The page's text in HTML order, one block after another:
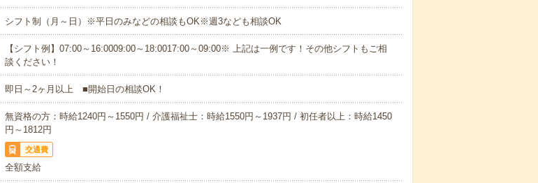
シフト制（月～日）※平日のみなどの相談もOK※週3なども相談OK
【シフト例】07:00～16:0009:00～18:0017:00～09:00※ 上記は一例です！その他シフトもご相
談ください！
即日～2ヶ月以上 ■開始日の相談OK！
無資格の方：時給1240円～1550円 / 介護福祉士：時給1550円～1937円 / 初任者以上：時給1450
円～1812円
交通費
全額支給